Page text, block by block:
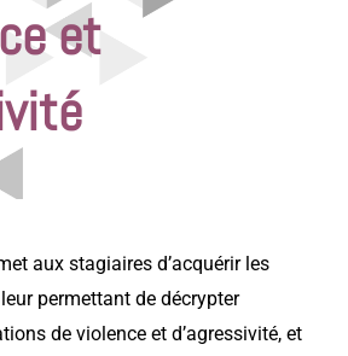
et
aux stagiaires d’acquérir les
permettant de décrypter
de violence et d’agressivité, et